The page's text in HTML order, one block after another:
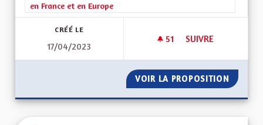
en France et en Europe
CRÉÉ LE
17/04/2023
51 51 ABONNÉS
SUIVRE
VOIR LA PROPOSITION